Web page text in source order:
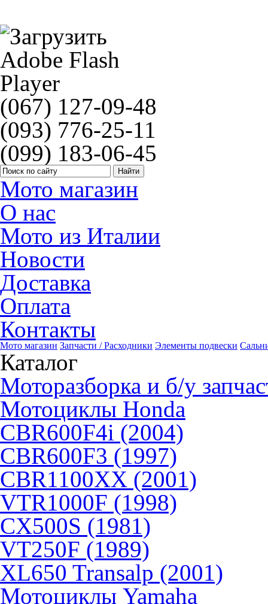
(067) 127-09-48
(093) 776-25-11
(099) 183-06-45
Мото магазин
О нас
Мото из Италии
Новости
Доставка
Оплата
Контакты
Мото магазин Запчасти / Расходники Элементы подвески
Каталог
Моторазборка и б/у
Мотоциклы Honda
CBR600F4i (2004)
CBR600F3 (1997)
CBR1100XX (2001)
VTR1000F (1998)
CX500S (1981)
VT250F (1989)
XL650 Transalp (2001)
Мотоциклы Yamaha